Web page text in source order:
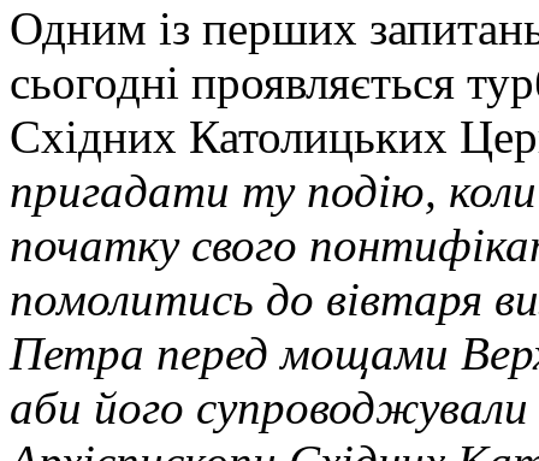
Одним із перших
сьогодні проявляється
Східних Католицьких
пригадати ту подію,
початку свого
помолитись до вівтаря
Петра перед мощами
аби його